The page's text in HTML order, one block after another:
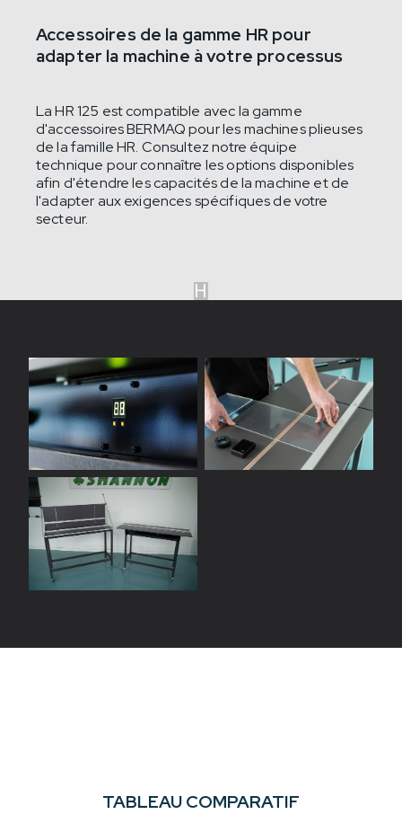
Accessoires de la gamme HR pour
adapter la machine à votre processus
La HR 125 est compatible avec la gamme
d'accessoires BERMAQ pour les machines plieuses
de la famille HR. Consultez notre équipe
technique pour connaître les options disponibles
afin d'étendre les capacités de la machine et de
l'adapter aux exigences spécifiques de votre
secteur.
H
TABLEAU COMPARATIF